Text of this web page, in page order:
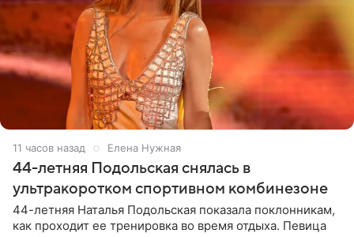
11 часов назад Елена Нужная
44-летняя Подольская снялась в
ультракоротком спортивном комбинезоне
44-летняя Наталья Подольская показала поклонникам,
как проходит ее тренировка во время отдыха. Певица